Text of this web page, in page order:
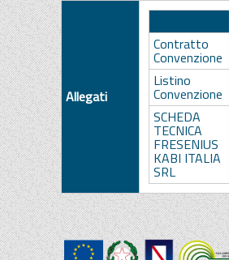
Allegati
Contratto
Convenzione
Listino
Convenzione
SCHEDA
TECNICA
FRESENIUS
KABI ITALIA
SRL